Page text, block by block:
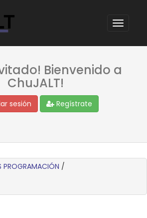
Bienvenido a
ChuJALT!
sesión Regístrate
PROGRAMACIÓN /